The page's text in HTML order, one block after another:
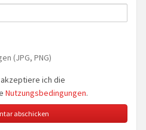
(JPG, PNG)
ich die
Nutzungsbedingungen.